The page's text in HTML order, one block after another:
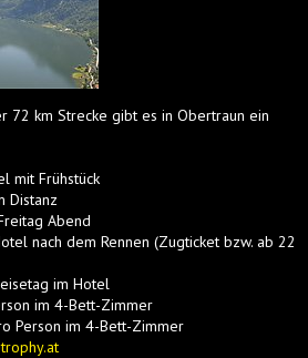
72 km Strecke gibt es in Obertraun ein
mit Frühstück
Distanz
Abend
nach dem Rennen (Zugticket bzw. ab 22
im Hotel
im 4-Bett-Zimmer
Person im 4-Bett-Zimmer